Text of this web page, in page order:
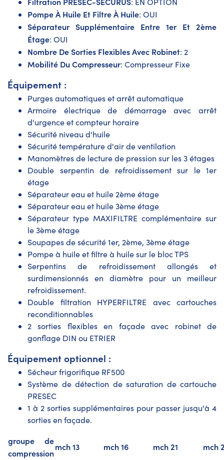
Pompe À Huile Et Filtre À Huile: OUI
Séparateur Supplémentaire Entre 1er Et 2ème
Étage: OUI
Nombre De Sorties Flexibles Avec Robinet: 2
Mobilité Du Compresseur: Compresseur Fixe
Équipement :
Purges automatiques et arrêt automatique
Armoire électrique de démarrage avec arrêt
d'urgence et compteur horaire
Sécurité niveau d'huile
Sécurité température d'air de ventilation
Manomètres de lecture de pression sur les 3 étages
Double serpentin de refroidissement sur le 1er
étage
Séparateur eau et huile 2ème étage
Séparateur eau et huile 3ème étage
Séparateur type MAXIFILTRE complémentaire sur
le 3ème étage
Soupapes de sécurité 1er, 2ème, 3ème étage
Pompe à huile et filtre à huile sur le bloc TPS
Serpentins de refroidissement allongés et
surdimensionnés en diamètre pour un meilleur
refroidissement.
Double filtration HYPERFILTRE avec cartouches
reconditionnables
2 sorties flexibles en façade avec robinet de
gonflage DIN ou ETRIER
Équipement optionnel :
Sécheur frigorifique RF500
Système de détection de saturation de cartouche
PRESEC
1 à 2 sorties supplémentaires pour passer jusqu'à 4
sorties en façade.
groupe de
compression
mch 13 mch 16 mch 21 mch